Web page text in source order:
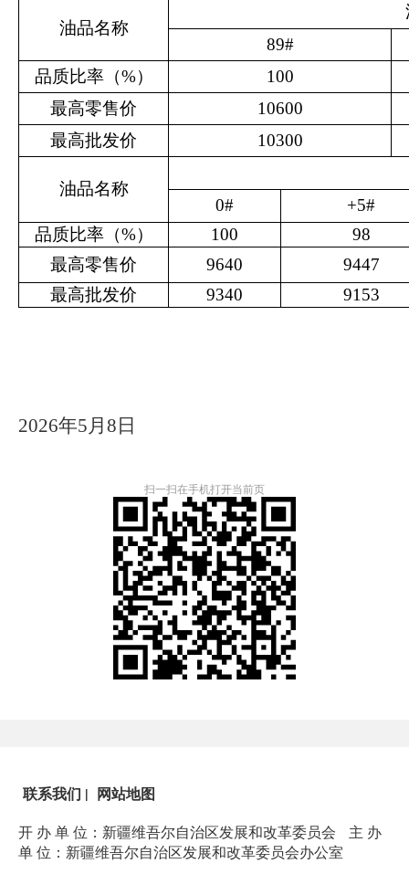
油品名称
89#
品质比率（%）
100
最高零售价
10600
最高批发价
10300
油品名称
0#
+5#
品质比率（%） 100
98
最高零售价
9640
9447
最高批发价
9340 9153
2026年5 月 8 日
扫一扫在手机打开当前页
联系我们 | 网站地图
开 办 单 位：新疆维吾尔自治区发展和改革委员会
主 办
单 位：新疆维吾尔自治区发展和改革委员会办公室